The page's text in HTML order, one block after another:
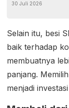
30 Juli 2026
Selain itu, besi
baik terhadap
membuatnya
panjang.
menjadi